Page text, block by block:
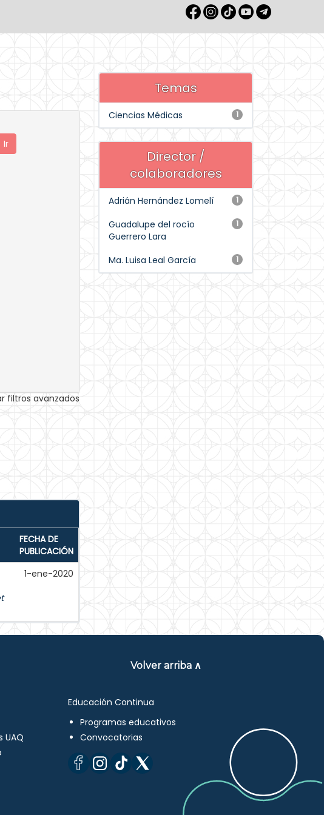
filtros avanzados
FECHA DE
PUBLICACIÓN
1-ene-2020
Temas
1
Ciencias Médicas
Director /
colaboradores
1
Adrián Hernández Lomelí
1
Guadalupe del rocío
Guerrero Lara
1
Ma. Luisa Leal García
Volver arriba ∧
UAQ
Educación Continua
Programas educativos
Convocatorias